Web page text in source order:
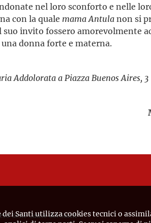
nel loro sconforto e nelle
con la quale mama Antulanon si
suo invito fossero amorevolmente
donna forte e materna.
Addolorata a Piazza Buenos Aires,
delle Cause dei Santi
Santi utilizza cookies tecnici o